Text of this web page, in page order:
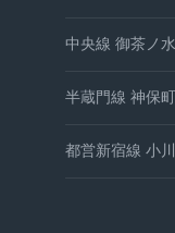
中央線 御茶ノ
半蔵門線 神保
都営新宿線 小